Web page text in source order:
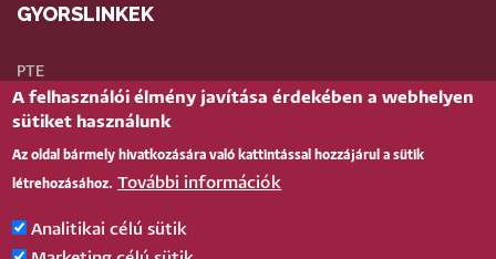
GYORSLINKEK
PTE
Neptun
Webmail
Telefonkönyv
Teams
TÉR
(oktatói)
Bejelentkezés
A felhasználói élmény javítása érdekében a webhelyen
sütiket használunk
Az oldal bármely hivatkozására való kattintással hozzájárul a sütik
létrehozásához. További információk
Analitikai célú sütik